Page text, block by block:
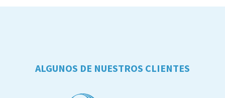
ALGUNOS DE NUESTROS CLIENTES